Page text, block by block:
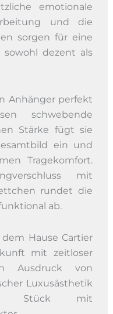
emotionale
und die
sorgen für eine
sowohl dezent als
Anhänger perfekt
schwebende
Stärke fügt sie
ein und
Tragekomfort.
mit
rundet die
ab.
Hause Cartier
mit zeitloser
Ausdruck von
Luxusästhetik
Stück mit